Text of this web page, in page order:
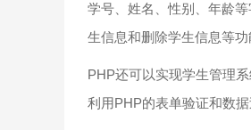
学号、姓名、性别、年龄
生信息和删除学生信息等功
PHP还可以实现学生管理
利用PHP的表单验证和数